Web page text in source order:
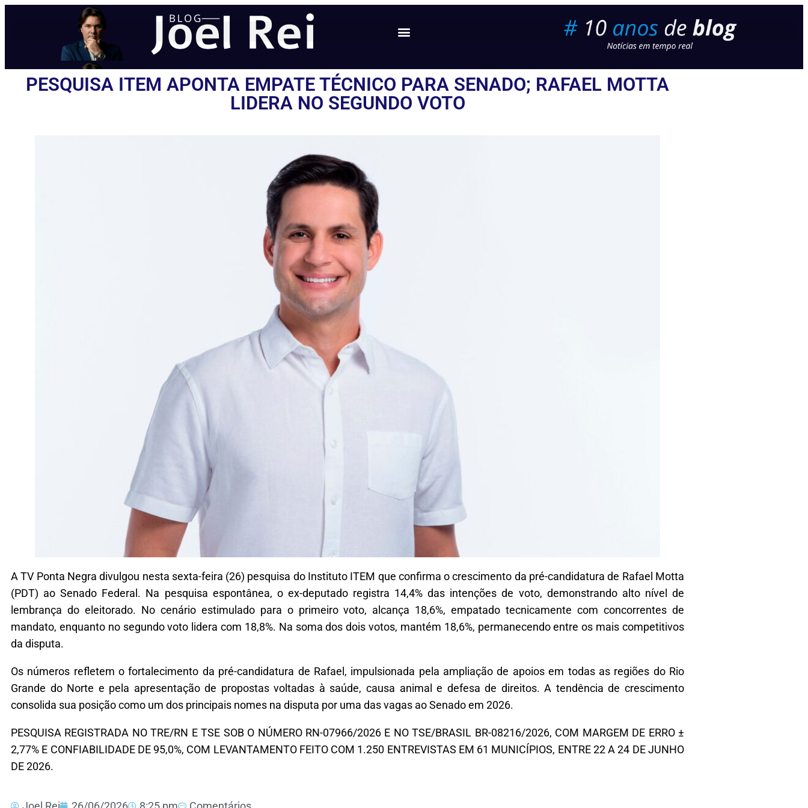
PESQUISA ITEM APONTA EMPATE TÉCNICO PARA SENADO; RAFAEL MOTTA
LIDERA NO SEGUNDO VOTO
A TV Ponta Negra divulgou nesta sexta-feira (26) pesquisa do Instituto ITEM que confirma o crescimento da pré-candidatura de Rafael Motta
(PDT) ao Senado Federal. Na pesquisa espontânea, o ex-deputado registra 14,4% das intenções de voto, demonstrando alto nível de
lembrança do eleitorado. No cenário estimulado para o primeiro voto, alcança 18,6%, empatado tecnicamente com concorrentes de
mandato, enquanto no segundo voto lidera com 18,8%. Na soma dos dois votos, mantém 18,6%, permanecendo entre os mais competitivos
da disputa.
Os números refletem o fortalecimento da pré-candidatura de Rafael, impulsionada pela ampliação de apoios em todas as regiões do Rio
Grande do Norte e pela apresentação de propostas voltadas à saúde, causa animal e defesa de direitos. A tendência de crescimento
consolida sua posição como um dos principais nomes na disputa por uma das vagas ao Senado em 2026.
PESQUISA REGISTRADA NO TRE/RN E TSE SOB O NÚMERO RN-07966/2026 E NO TSE/BRASIL BR-08216/2026, COM MARGEM DE ERRO ±
2,77% E CONFIABILIDADE DE 95,0%, COM LEVANTAMENTO FEITO COM 1.250 ENTREVISTAS EM 61 MUNICÍPIOS, ENTRE 22 A 24 DE JUNHO
DE 2026.